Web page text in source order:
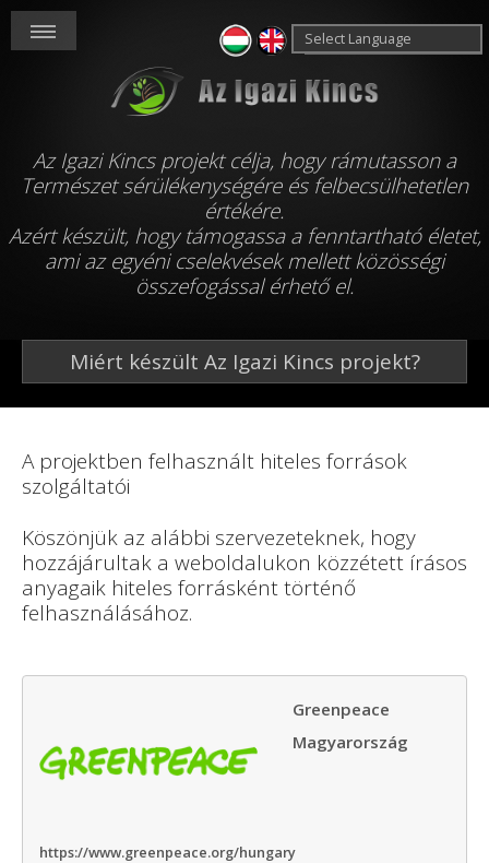
Az Igazi Kincs projekt célja, hogy rámutasson a
Természet sérülékenységére és felbecsülhetetlen
értékére.
Azért készült, hogy támogassa a fenntartható életet,
ami az egyéni cselekvések mellett közösségi
összefogással érhető el.
Miért készült Az Igazi Kincs projekt?
A projektben felhasznált hiteles források
szolgáltatói
Köszönjük az alábbi szervezeteknek, hogy
hozzájárultak a weboldalukon közzétett írásos
anyagaik hiteles forrásként történő
felhasználásához.
Greenpeace
Magyarország
https://www.greenpeace.org/hungary